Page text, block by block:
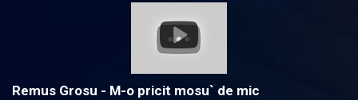
Remus Grosu - M-o pricit mosu` de mic